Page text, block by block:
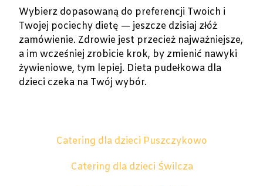
Wybierz dopasowaną do preferencji Twoich i
Twojej pociechy dietę — jeszcze dzisiaj złóż
zamówienie. Zdrowie jest przecież najważniejsze,
a im wcześniej zrobicie krok, by zmienić nawyki
żywieniowe, tym lepiej. Dieta pudełkowa dla
dzieci czeka na Twój wybór.
Catering dla dzieci Puszczykowo
Catering dla dzieci Świlcza